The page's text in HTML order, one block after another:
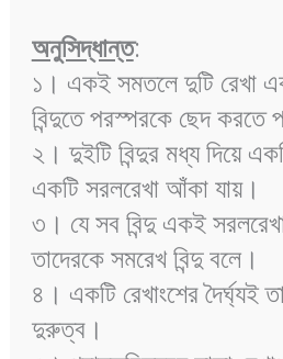
অনুসিদ্ধান্ত:
১। একই সমতলে দুটি রেখা
বিন্দুতে পরস্পরকে ছেদ করতে
২। দুইটি বিন্দুর মধ্য দিয়ে
একটি সরলরেখা আঁকা যায়।
৩। যে সব বিন্দু একই
তাদেরকে সমরেখ বিন্দু বলে।
৪। একটি রেখাংশের দৈর্ঘ্যই
দুরুত্ব।